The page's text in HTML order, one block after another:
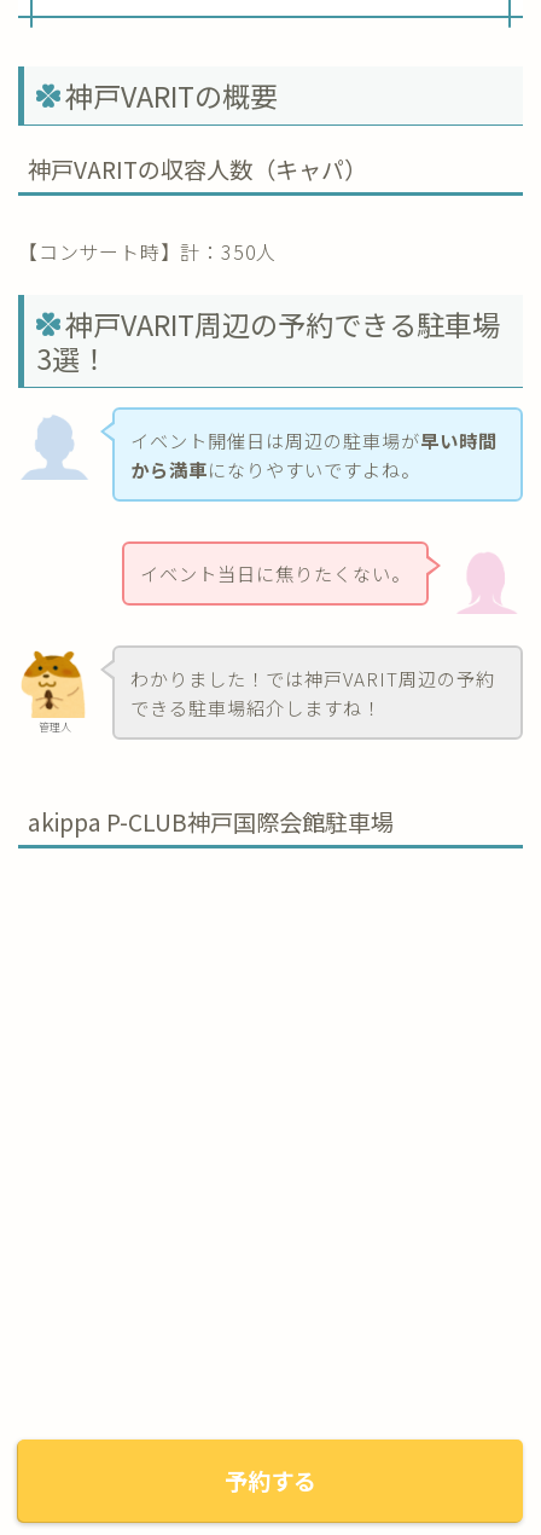
神戸VARITの概要
神戸VARITの収容人数（キャパ）
【コンサート時】計：350人
神戸VARIT周辺の予約できる駐車場
3選！
イベント開催日は周辺の駐車場が早い時間
から満車になりやすいですよね。
イベント当日に焦りたくない。
管理人
わかりました！では神戸VARIT周辺の予約
できる駐車場紹介しますね！
akippa P-CLUB神戸国際会館駐車場
予約する